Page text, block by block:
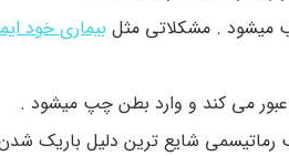
میشود . مشکلاتی مثل بیماری خود
عبور می کند و وارد بطن چپ میشود .
رماتیسمی شایع ترین دلیل باریک